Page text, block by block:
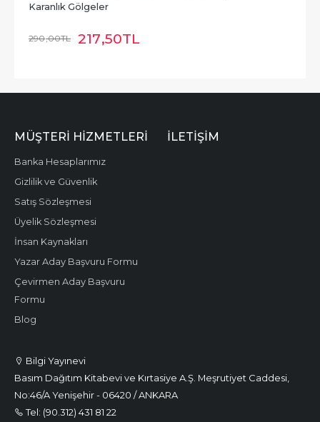
Karanlık Gölgeler
290,00TL 217,50TL
Bilgi Yayınevi
Basım Dağıtım Kitabevi ve Kırtasiye A.Ş. Meşrutiyet Caddesi,
No:46/A Yenişehir - 06420 / ANKARA
Tel: (90.312) 431 81 22
MÜŞTERI HIZMETLERI
Banka Hesaplarımız
Gizlilik ve Güvenlik
Satış Sözleşmesi
Üyelik Sözleşmesi
İnsan Kaynakları
Yazar Aday Başvuru Formu
Çevirmen Aday Başvuru
Formu
Blog
İLETIŞIM